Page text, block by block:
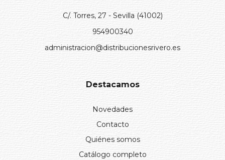
C/. Torres, 27 - Sevilla (41002)
954900340
administracion@distribucionesrivero.es
Destacamos
Novedades
Contacto
Quiénes somos
Catálogo completo